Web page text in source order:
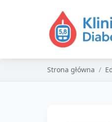
Strona główna